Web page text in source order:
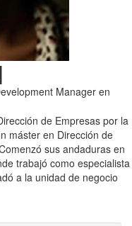
Manager en
de Empresas por la
máster en Dirección de
sus andaduras en
trabajó como especialista
a la unidad de negocio